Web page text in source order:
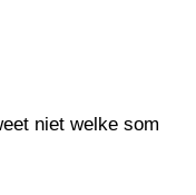
niet welke som